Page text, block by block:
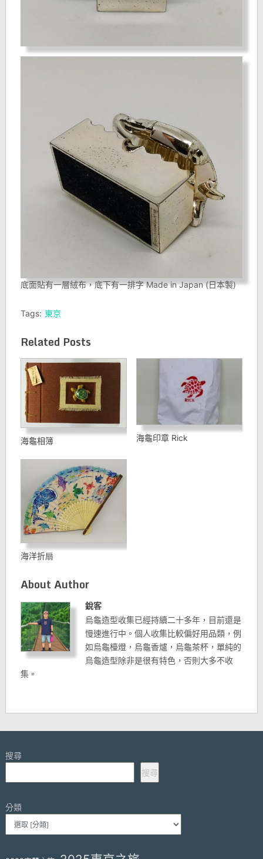
底面貼有一層絨布，底下有一排字 Made in Japan (日本製)
Tags: 東京
Related Posts
海龜相簿 海龜印章 Rick
海洋折扇
About Author
銳客
烏龜造型收集已經持續二十多年，目前還是
慢速進行中。個人收集比較偏好用品類，例
如烏龜檯燈，烏龜香爐，烏龜茶杯，單純的
烏龜造型除非是很有特色，否則大多不收
集。
搜尋
搜尋
分類